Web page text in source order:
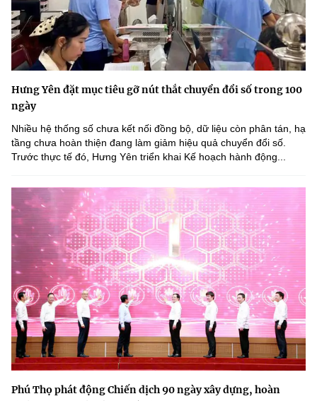
Hưng Yên đặt mục tiêu gỡ nút thắt chuyển đổi số trong 100
ngày
Nhiều hệ thống số chưa kết nối đồng bộ, dữ liệu còn phân tán, hạ
tầng chưa hoàn thiện đang làm giảm hiệu quả chuyển đổi số.
Trước thực tế đó, Hưng Yên triển khai Kế hoạch hành động...
Phú Thọ phát động Chiến dịch 90 ngày xây dựng, hoàn